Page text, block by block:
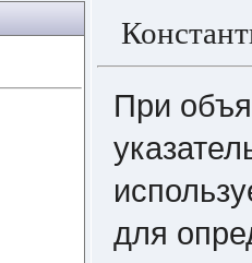
При
для